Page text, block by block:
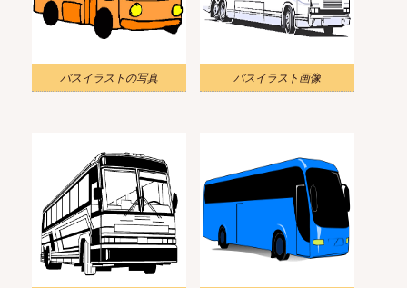
バスイラストの写真 バスイラスト画像